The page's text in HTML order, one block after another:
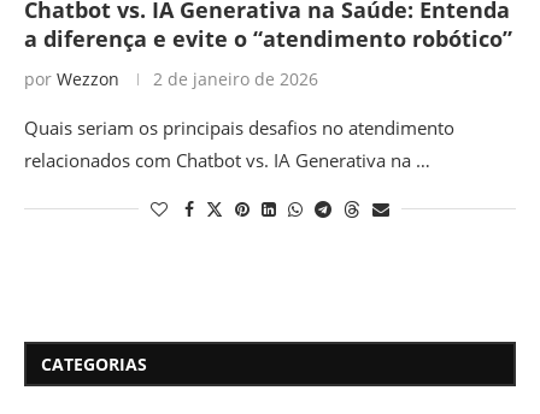
Chatbot vs. IA Generativa na Saúde: Entenda
a diferença e evite o “atendimento robótico”
por Wezzon 2 de janeiro de 2026
Quais seriam os principais desafios no atendimento
relacionados com Chatbot vs. IA Generativa na …
CATEGORIAS